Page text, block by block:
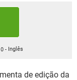
- Inglês
de edição da